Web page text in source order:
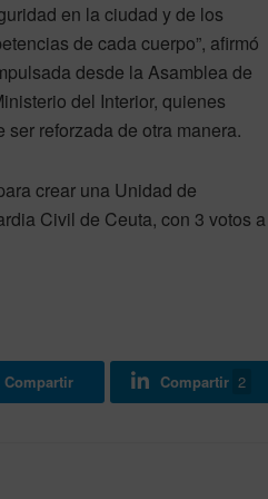
en la ciudad y de los
de cada cuerpo”, afirmó
desde la Asamblea de
del Interior, quienes
reforzada de otra manera.
crear una Unidad de
Civil de Ceuta, con 3 votos a
Compartir Compartir 2